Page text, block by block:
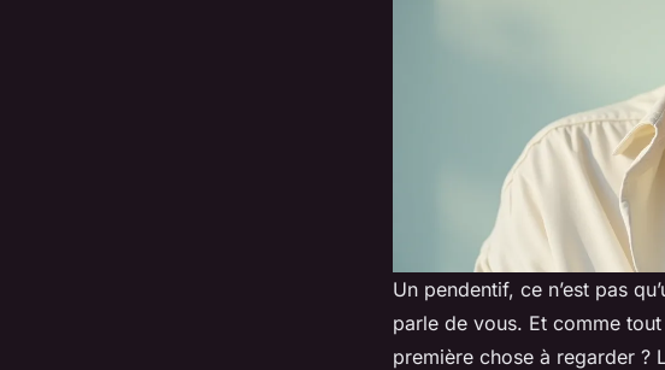
Un pendentif, ce n’est pas
parle de vous. Et comme
première chose à regarder ?